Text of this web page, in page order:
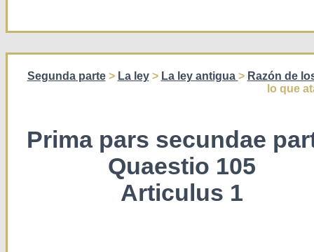
Segunda parte> La ley> La ley antigua > Razón de
lo que
Prima pars secundae
Quaestio 105
Articulus 1